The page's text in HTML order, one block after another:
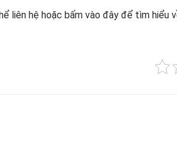
liên hệ hoặc bấm vào đây để tìm hiểu